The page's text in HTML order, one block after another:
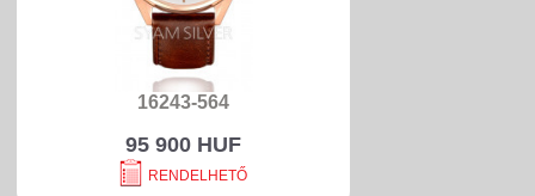
16243-564
95 900 HUF
RENDELHETŐ